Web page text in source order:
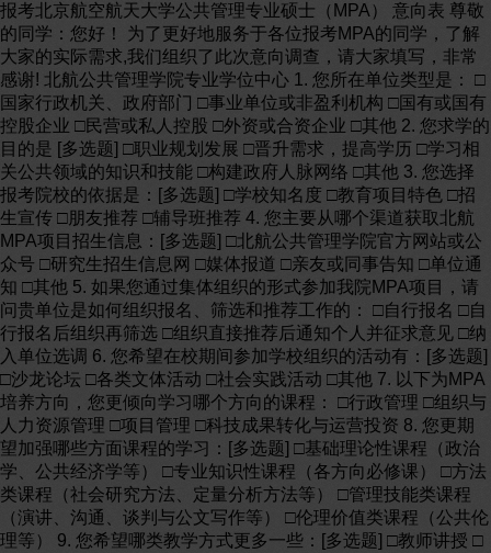
报考北京航空航天大学公共管理专业硕士（MPA） 意向表 尊敬
的同学：您好！ 为了更好地服务于各位报考MPA的同学，了解
大家的实际需求,我们组织了此次意向调查，请大家填写，非常
感谢! 北航公共管理学院专业学位中心 1. 您所在单位类型是： □
国家行政机关、政府部门 □事业单位或非盈利机构 □国有或国有
控股企业 □民营或私人控股 □外资或合资企业 □其他 2. 您求学的
目的是 [多选题] □职业规划发展 □晋升需求，提高学历 □学习相
关公共领域的知识和技能 □构建政府人脉网络 □其他 3. 您选择
报考院校的依据是：[多选题] □学校知名度 □教育项目特色 □招
生宣传 □朋友推荐 □辅导班推荐 4. 您主要从哪个渠道获取北航
MPA项目招生信息：[多选题] □北航公共管理学院官方网站或公
众号 □研究生招生信息网 □媒体报道 □亲友或同事告知 □单位通
知 □其他 5. 如果您通过集体组织的形式参加我院MPA项目，请
问贵单位是如何组织报名、筛选和推荐工作的： □自行报名 □自
行报名后组织再筛选 □组织直接推荐后通知个人并征求意见 □纳
入单位选调 6. 您希望在校期间参加学校组织的活动有：[多选题]
□沙龙论坛 □各类文体活动 □社会实践活动 □其他 7. 以下为MPA
培养方向，您更倾向学习哪个方向的课程： □行政管理 □组织与
人力资源管理 □项目管理 □科技成果转化与运营投资 8. 您更期
望加强哪些方面课程的学习：[多选题] □基础理论性课程（政治
学、公共经济学等） □专业知识性课程（各方向必修课） □方法
类课程（社会研究方法、定量分析方法等） □管理技能类课程
（演讲、沟通、谈判与公文写作等） □伦理价值类课程（公共伦
理等） 9. 您希望哪类教学方式更多一些：[多选题] □教师讲授 □